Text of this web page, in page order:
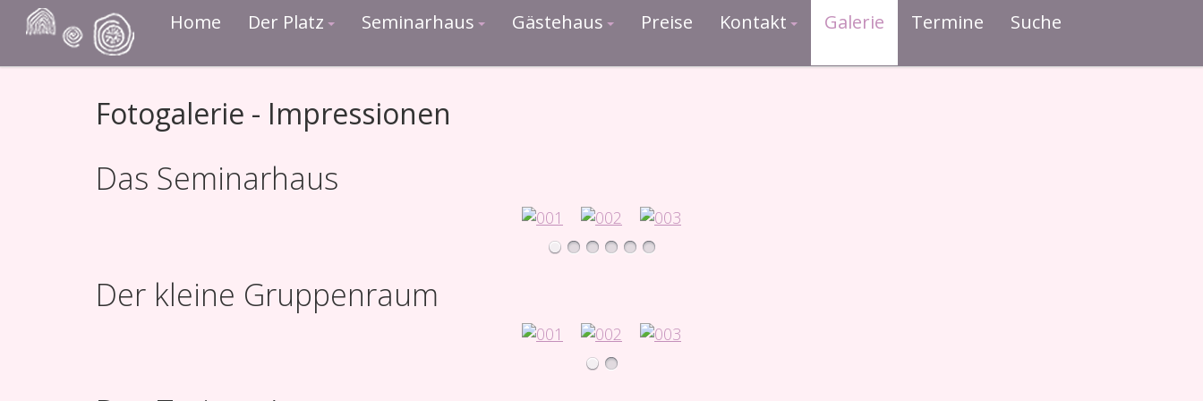
Home Der Platz Seminarhaus Gästehaus Preise Kontakt Galerie Termine Suche
Fotogalerie - Impressionen
Das Seminarhaus
Der kleine Gruppenraum